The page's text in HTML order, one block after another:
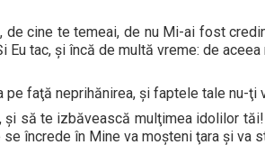
de cine te temeai, de nu Mi-ai fost
Eu tac, şi încă de multă vreme: de
pe faţă neprihănirea, şi faptele tale nu-ţi
şi să te izbăvească mulţimea idolilor
încrede în Mine va moşteni ţara şi va